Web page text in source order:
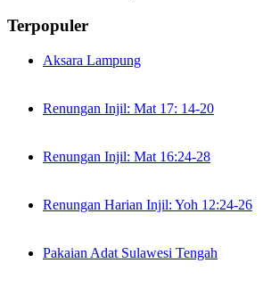
Terpopuler
Aksara Lampung
Renungan Injil: Mat 17: 14-20
Renungan Injil: Mat 16:24-28
Renungan Harian Injil: Yoh 12:24-26
Pakaian Adat Sulawesi Tengah